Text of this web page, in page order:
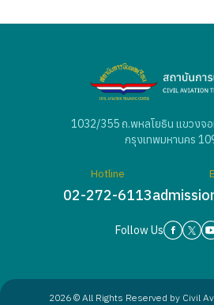
1032/355 ถ.พหลโยธิน แขวงจ
กรุงเทพมหานคร
Hotline
02-272-6113
Follow Us
2026 © All Rights Reserved by Civil